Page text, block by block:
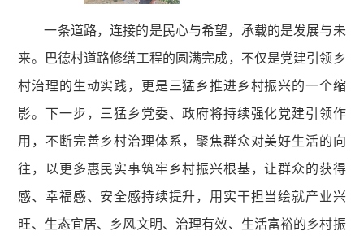
一条道路，连接的是民心与希望，承载的是发展与未
来。巴德村道路修缮工程的圆满完成，不仅是党建引领乡
村治理的生动实践，更是三猛乡推进乡村振兴的一个缩
影。下一步，三猛乡党委、政府将持续强化党建引领作
用，不断完善乡村治理体系，聚焦群众对美好生活的向
往，以更多惠民实事筑牢乡村振兴根基，让群众的获得
感、幸福感、安全感持续提升，用实干担当绘就产业兴
旺、生态宜居、乡风文明、治理有效、生活富裕的乡村振